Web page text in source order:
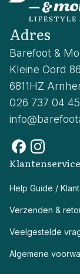
Adres
Barefoot &
Kleine Oord 86
6811HZ
026 737 04 45
Klantenservice
Help Guide /
Verzenden &
Veelgestelde
Algemene